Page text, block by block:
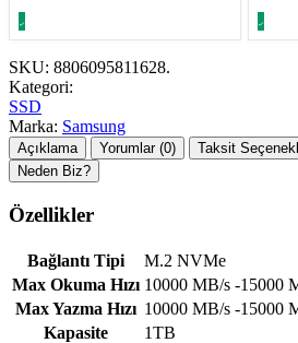
SKU: 8806095811628.
Kategori:
SSD
Marka: Samsung
Açıklama Yorumlar (0) Taksit
Neden Biz?
Özellikler
Bağlantı Tipi
M.2 NVMe
Max Okuma Hızı 10000 MB/s -15000
Max Yazma Hızı 10000 MB/s -15000
Kapasite
1TB